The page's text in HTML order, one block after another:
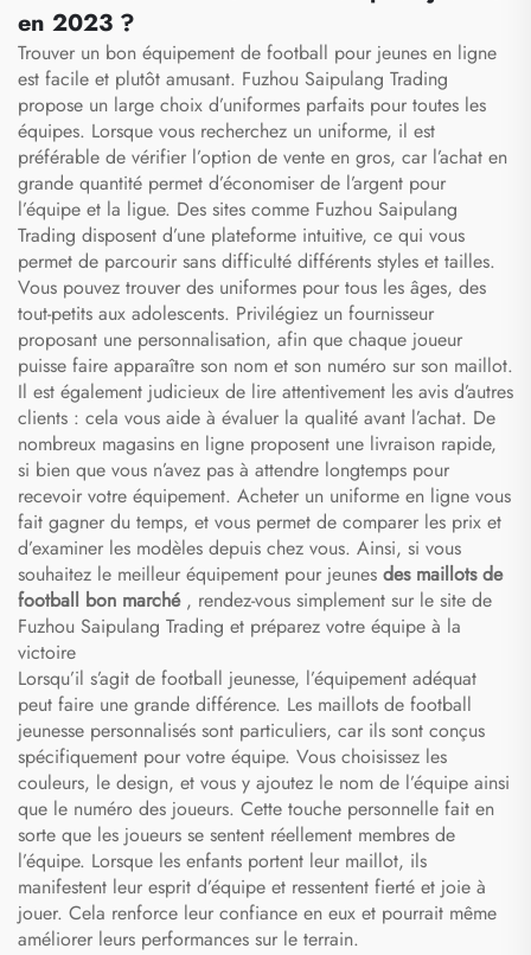
en 2023 ?
Trouver un bon équipement de football pour jeunes en ligne
est facile et plutôt amusant. Fuzhou Saipulang Trading
propose un large choix d’uniformes parfaits pour toutes les
équipes. Lorsque vous recherchez un uniforme, il est
préférable de vérifier l’option de vente en gros, car l’achat en
grande quantité permet d’économiser de l’argent pour
l’équipe et la ligue. Des sites comme Fuzhou Saipulang
Trading disposent d’une plateforme intuitive, ce qui vous
permet de parcourir sans difficulté différents styles et tailles.
Vous pouvez trouver des uniformes pour tous les âges, des
tout-petits aux adolescents. Privilégiez un fournisseur
proposant une personnalisation, afin que chaque joueur
puisse faire apparaître son nom et son numéro sur son maillot.
Il est également judicieux de lire attentivement les avis d’autres
clients : cela vous aide à évaluer la qualité avant l’achat. De
nombreux magasins en ligne proposent une livraison rapide,
si bien que vous n’avez pas à attendre longtemps pour
recevoir votre équipement. Acheter un uniforme en ligne vous
fait gagner du temps, et vous permet de comparer les prix et
d’examiner les modèles depuis chez vous. Ainsi, si vous
souhaitez le meilleur équipement pour jeunes des maillots de
football bon marché , rendez-vous simplement sur le site de
Fuzhou Saipulang Trading et préparez votre équipe à la
victoire
Lorsqu’il s’agit de football jeunesse, l’équipement adéquat
peut faire une grande différence. Les maillots de football
jeunesse personnalisés sont particuliers, car ils sont conçus
spécifiquement pour votre équipe. Vous choisissez les
couleurs, le design, et vous y ajoutez le nom de l’équipe ainsi
que le numéro des joueurs. Cette touche personnelle fait en
sorte que les joueurs se sentent réellement membres de
l’équipe. Lorsque les enfants portent leur maillot, ils
manifestent leur esprit d’équipe et ressentent fierté et joie à
jouer. Cela renforce leur confiance en eux et pourrait même
améliorer leurs performances sur le terrain.